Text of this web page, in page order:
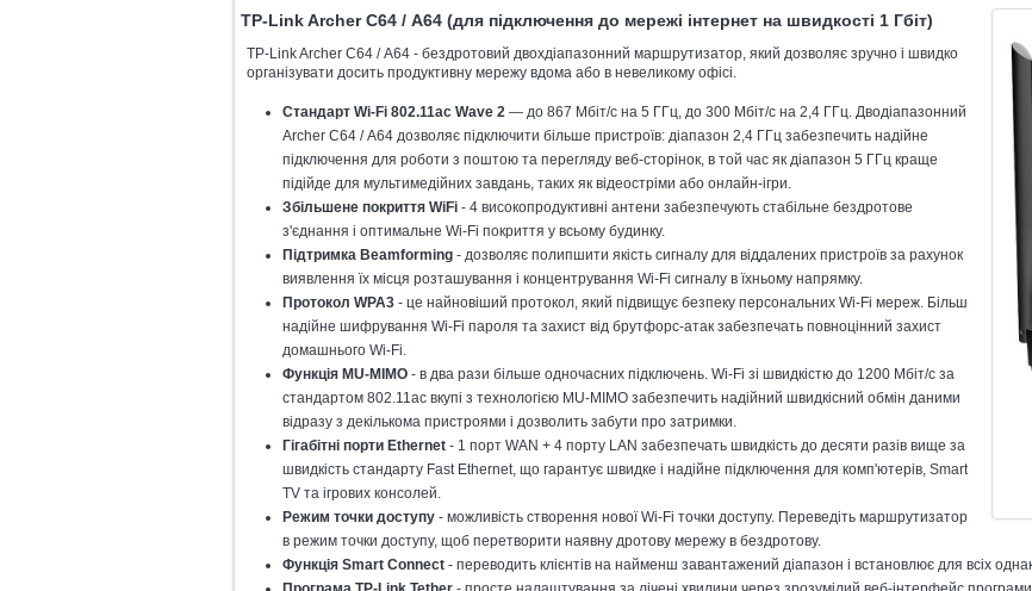
TP-Link Archer C64 / А64 (для підключення до мережі інтернет на швидкості 1 Гбіт)
TP-Link Archer C64 / А64 - бездротовий двохдіапазонний маршрутизатор, який дозволяє зручно і швидко
організувати досить продуктивну мережу вдома або в невеликому офісі.
Стандарт Wi-Fi 802.11ac Wave 2 — до 867 Мбіт/с на 5 ГГц, до 300 Мбіт/с на 2,4 ГГц. Дводіапазонний
Archer C64 / А64 дозволяє підключити більше пристроїв: діапазон 2,4 ГГц забезпечить надійне
підключення для роботи з поштою та перегляду веб-сторінок, в той час як діапазон 5 ГГц краще
підійде для мультимедійних завдань, таких як відеостріми або онлайн-ігри.
Збільшене покриття WiFi - 4 високопродуктивні антени забезпечують стабільне бездротове
з'єднання і оптимальне Wi-Fi покриття у всьому будинку.
Підтримка Beamforming - дозволяє полипшити якість сигналу для віддалених пристроїв за рахунок
виявлення їх місця розташування і концентрування Wi-Fi сигналу в їхньому напрямку.
Протокол WPA3 - це найновіший протокол, який підвищує безпеку персональних Wi-Fi мереж. Більш
надійне шифрування Wi-Fi пароля та захист від брутфорс-атак забезпечать повноцінний захист
домашнього Wi-Fi.
Функція MU-MIMO - в два рази більше одночасних підключень. Wi-Fi зі швидкістю до 1200 Мбіт/с за
стандартом 802.11ac вкупі з технологією MU-MIMO забезпечить надійний швидкісний обмін даними
відразу з декількома пристроями і дозволить забути про затримки.
Гігабітні порти Ethernet - 1 порт WAN + 4 порту LAN забезпечать швидкість до десяти разів вище за
швидкість стандарту Fast Ethernet, що гарантує швидке і надійне підключення для комп'ютерів, Smart
TV та ігрових консолей.
Режим точки доступу - можливість створення нової Wi-Fi точки доступу. Переведіть маршрутизатор
в режим точки доступу, щоб перетворити наявну дротову мережу в бездротову.
Функція Smart Connect - переводить клієнтів на найменш завантажений діапазон і встановлює для всіх